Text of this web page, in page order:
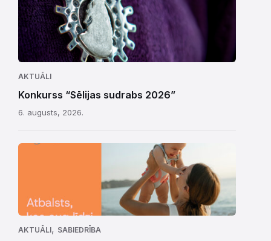
AKTUĀLI
Konkurss “Sēlijas sudrabs 2026”
6. augusts, 2026.
AKTUĀLI, SABIEDRĪBA